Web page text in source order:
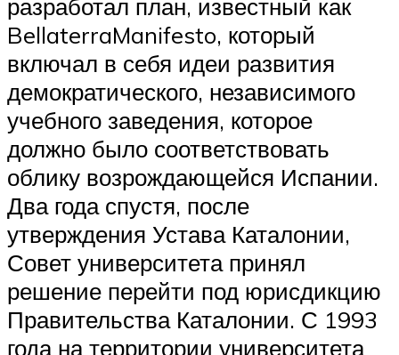
разработал план, известный как
BellaterraManifesto, который
включал в себя идеи развития
демократического, независимого
учебного заведения, которое
должно было соответствовать
облику возрождающейся Испании.
Два года спустя, после
утверждения Устава Каталонии,
Совет университета принял
решение перейти под юрисдикцию
Правительства Каталонии. С 1993
года на территории университета